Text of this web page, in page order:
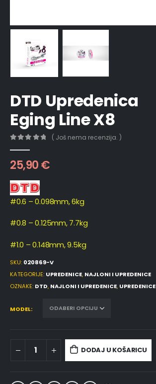
DTD Upredenica
Eging Line X8
( Još nema recenzija. )
25,90€
#0.6 – 0.098mm, 6kg
#0.8 – 0.125mm, 7.7kg
#1.0 – 0.148mm, 9.5kg
SKU: 020869-V
KATEGORIJE: UPREDENICE, NAJLONI I UPREDENICE
OZNAKE: DTD, NAJLONI I UPREDENICE, UPREDENICE
MODEL
DODAJ U KOŠARICU